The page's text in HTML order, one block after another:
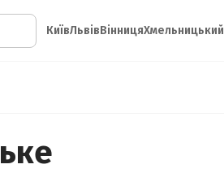
КиївЛьвівВінницяХмельницький